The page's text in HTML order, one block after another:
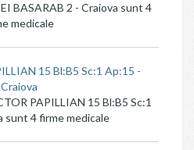
BASARAB 2 - Craiova sunt 4
medicale
15 Bl:B5 Sc:1 Ap:15 -
Craiova
PAPILLIAN 15 Bl:B5 Sc:1
sunt 4 firme medicale